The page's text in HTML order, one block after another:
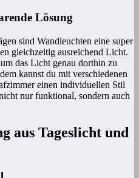
Lösung
sind Wandleuchten eine super
gleichzeitig ausreichend Licht.
das Licht genau dorthin zu
kannst du mit verschiedenen
einen individuellen Stil
nur funktional, sondern auch
aus Tageslicht und